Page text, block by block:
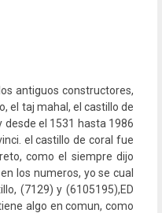
antiguos constructores,
el taj mahal, el castillo de
desde el 1531 hasta 1986
el castillo de coral fue
como el siempre dijo
los numeros, yo se cual
(7129) y (6105195),ED
algo en comun, como